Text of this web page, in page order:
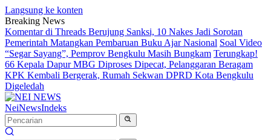
Langsung ke konten
Breaking News
Komentar di Threads Berujung Sanksi, 10 Nakes Jadi Sorotan
Pemerintah Matangkan Pembaruan Buku Ajar Nasional Soal Video
“Segar Sayang”, Pemprov Bengkulu Masih Bungkam Terungkap!
66 Kepala Dapur MBG Diproses Dipecat, Pelanggaran Beragam
KPK Kembali Bergerak, Rumah Sekwan DPRD Kota Bengkulu
Digeledah
NeiNewsIndeks